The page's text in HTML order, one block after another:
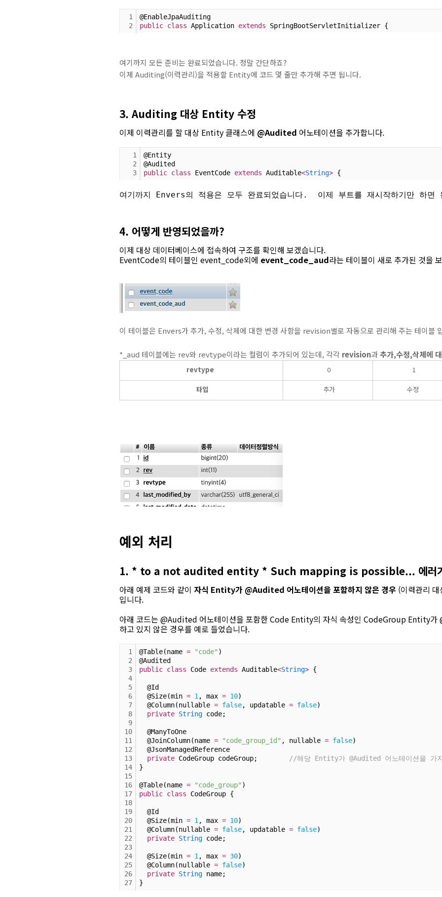
1
2
@EnableJpaAuditing
public class Application extends SpringBootServletInitializer {
여기까지 모든 준비는 완료되었습니다. 정말 간단하죠?
이제 Auditing(이력관리)을 적용할 Entity에 코드 몇 줄만 추가해 주면 됩니다.
3. Auditing 대상 Entity 수정
이제 이력관리를 할 대상 Entity 클래스에 @Audited 어노테이션을 추가합니다.
1
2
3
@Entity
@Audited
public class EventCode extends Auditable<String> {
여기까지 Envers의 적용은 모두 완료되었습니다. 이제 부트를 재시작하기만 하면
4. 어떻게 반영되었을까?
이제 대상 데이터베이스에 접속하여 구조를 확인해 보겠습니다.
EventCode의 테이블인 event_code외에 event_code_aud라는 테이블이 새로 추가된 것을
이 테이블은 Envers가 추가, 수정, 삭제에 대한 변경 사항을 revision별로 자동으로 관리해 주는 테이블
*_aud 테이블에는 rev와 revtype이라는 컬럼이 추가되어 있는데, 각각 revision과추가,수정,삭제에
revtype 0 1
타입 추가 수정
예외 처리
1. * to a not audited entity * Such mapping is possible... 에러가
아래 예제 코드와 같이 자식 Entity가 @Audited 어노테이션을 포함하지 않은 경우 (이력관리
입니다.
아래 코드는 @Audited 어노테이션을 포함한 Code Entity의 자식 속성인 CodeGroup Entity가
하고 있지 않은 경우를 예로 들었습니다.
1
2
3
4
5
6
7
8
9
10
11
12
13
14
15
16
17
18
19
20
21
22
23
24
25
26
27
@Table(name = "code" )
@Audited
public class Code extends Auditable<String> {
@Id
@Size(min = 1 , max = 10)
@Column(nullable = false, updatable = false)
private String code;
@ManyToOne
@JoinColumn(name = "code_group_id" , nullable = false)
@JsonManagedReference
private CodeGroup codeGroup;
//해당 Entity가 @Audited 어노테이션을 가
}
@Table(name = "code_group" )
public class CodeGroup {
@Id
@Size(min = 1 , max = 10)
@Column(nullable = false, updatable = false)
private String code;
@Size(min = 1 , max = 30)
@Column(nullable = false)
private String name;
}